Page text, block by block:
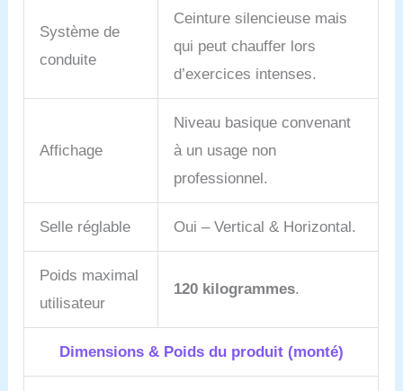
permettant un ajustement
avant/arrière pour trouver
une position et un
La selle a également été
élargi. La durée de
d'une ou deux minutes, le
confort et la stabilité sont
optimales. Vélo d'exercice
ergonomique, évite les
position assise prolongée,
choix pour un exercice
confortable.
Optimisez
Système de
conduite
Ceinture silencieuse mais
qui peut chauffer lors
d’exercices intenses.
Affichage
Niveau basique convenant
à un usage non
professionnel.
Selle réglable Oui – Vertical & Horizontal.
Poids maximal
utilisateur
120 kilogrammes.
Dimensions & Poids du produit (monté)